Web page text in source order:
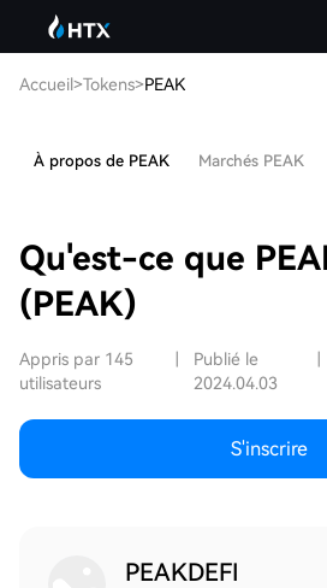
Accueil>Tokens>PEAK
À propos de PEAK Marchés PEAK
Qu'est-ce que
(PEAK)
Appris par 145
utilisateurs
Publié le
2024.04.03
S'inscrire
PEAKDEFI